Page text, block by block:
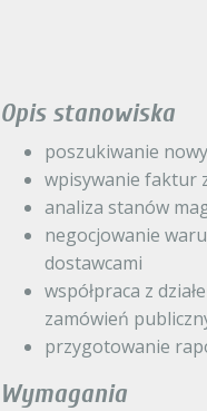
Opis stanowiska
poszukiwanie
wpisywanie faktur
analiza stanów
negocjowanie
dostawcami
współpraca z
zamówień
przygotowanie
Wymagania